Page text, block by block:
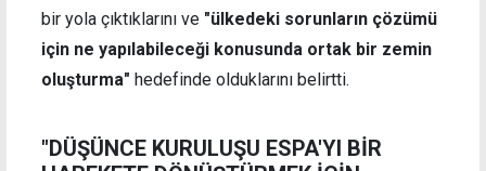
bir yola çıktıklarını ve "ülkedeki sorunların çözümü
için ne yapılabileceği konusunda ortak bir zemin
oluşturma" hedefinde olduklarını belirtti.
"DÜŞÜNCE KURULUŞU ESPA'YI BİR